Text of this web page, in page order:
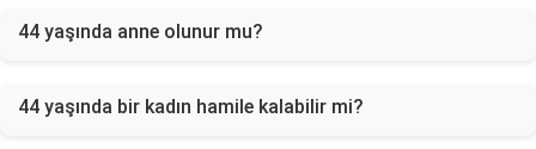
44 yaşında anne olunur mu?
44 yaşında bir kadın hamile kalabilir mi?